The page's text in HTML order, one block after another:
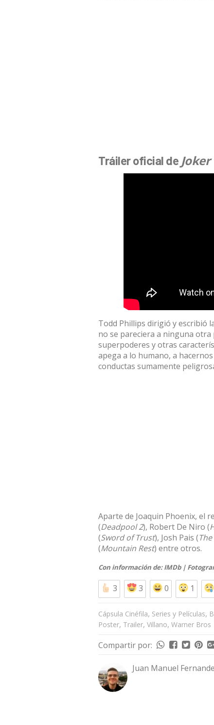
Tráiler oficial de Joker
Todd Phillips dirigió y escribió
no se pareciera a ninguna otra
superpoderes y otras
apega a lo humano, a
conductas sumamente
Aparte de Joaquin Phoenix, el
(Deadpool 2), Robert De Niro (
(Sword of Trust), Josh Pais (
(Mountain Rest) entre otros.
Con información de:IMDb|
3 3 0 1
Cápsula Cinéfila, Series y Películas,
Poster, Trailer, Villano, Warner Bros
Compartir por:
Juan Manuel